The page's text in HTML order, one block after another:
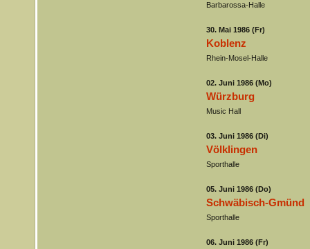
Barbarossa-Halle
30. Mai 1986 (Fr)
Koblenz
Rhein-Mosel-Halle
02. Juni 1986 (Mo)
Würzburg
Music Hall
03. Juni 1986 (Di)
Völklingen
Sporthalle
05. Juni 1986 (Do)
Schwäbisch-Gmünd
Sporthalle
06. Juni 1986 (Fr)